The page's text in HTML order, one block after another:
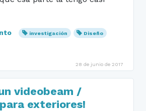
investigación
Diseño
28 de junio de 2017
videobeam /
exteriores!